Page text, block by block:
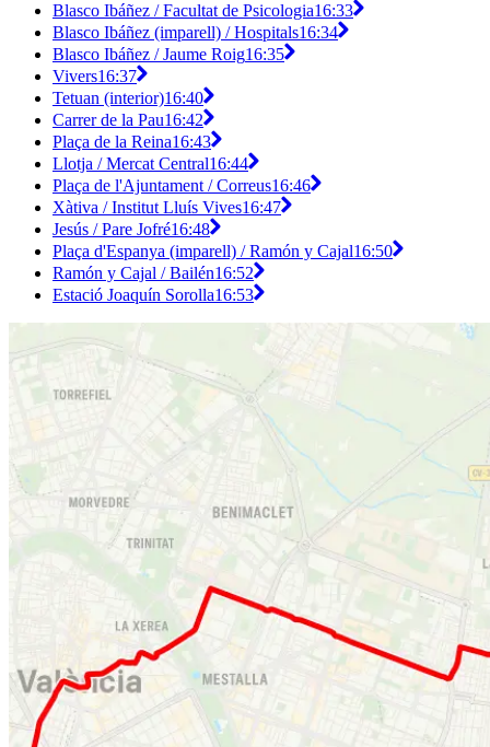
Blasco Ibáñez / Facultat de Psicologia16:33
Blasco Ibáñez (imparell) / Hospitals16:34
Blasco Ibáñez / Jaume Roig16:35
Vivers16:37
Tetuan (interior)16:40
Carrer de la Pau16:42
Plaça de la Reina16:43
Llotja / Mercat Central16:44
Plaça de l'Ajuntament / Correus16:46
Xàtiva / Institut Lluís Vives16:47
Jesús / Pare Jofré16:48
Plaça d'Espanya (imparell) / Ramón y Cajal16:50
Ramón y Cajal / Bailén16:52
Estació Joaquín Sorolla16:53